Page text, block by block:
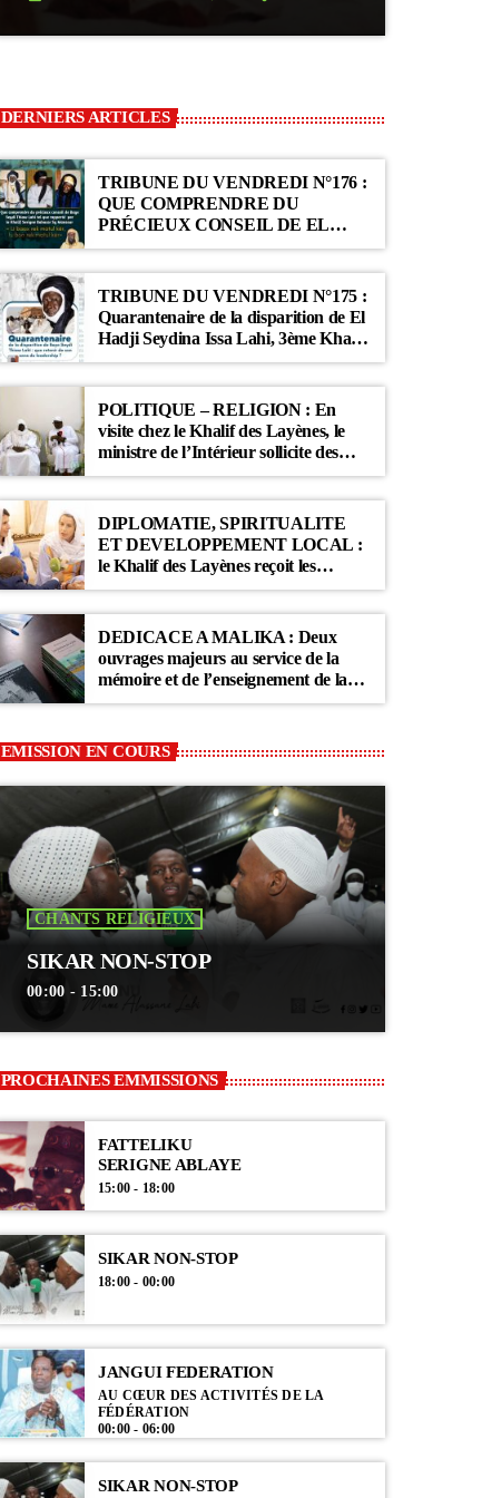
DERNIERS ARTICLES
TRIBUNE DU VENDREDI N°176 :
QUE COMPRENDRE DU
PRÉCIEUX CONSEIL DE EL
HADJI SEYDINA ISSA LAHI TEL
QUE RAPPORTÉ PAR LE
KHALIF SERIGNE BABACAR SY
MANSOUR : « Li Baax Matul Kër,
Li Bon Matul Kër »
TRIBUNE DU VENDREDI N°175 :
Quarantenaire de la disparition de El
Hadji Seydina Issa Lahi, 3ème Khalif
des Ahloulahi
POLITIQUE – RELIGION : En
visite chez le Khalif des Layènes, le
ministre de l’Intérieur sollicite des
prières pour le Sénégal
DIPLOMATIE, SPIRITUALITE
ET DEVELOPPEMENT LOCAL :
le Khalif des Layènes reçoit les
ambassadrices de Belgique et des
Pays-Bas
DEDICACE A MALIKA : Deux
ouvrages majeurs au service de la
mémoire et de l’enseignement de la
Communauté Layène
EMISSION EN COURS
CHANTS RELIGIEUX
SIKAR NON-STOP
00:00 - 15:00
PROCHAINES EMMISSIONS
FATTELIKU
SERIGNE ABLAYE
15:00 - 18:00
SIKAR NON-STOP
18:00 - 00:00
JANGUI FEDERATION
AU CŒUR DES ACTIVITÉS DE LA
FÉDÉRATION
00:00 - 06:00
SIKAR NON-STOP